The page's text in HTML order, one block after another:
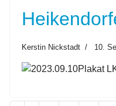
Kerstin Nickstadt 10.